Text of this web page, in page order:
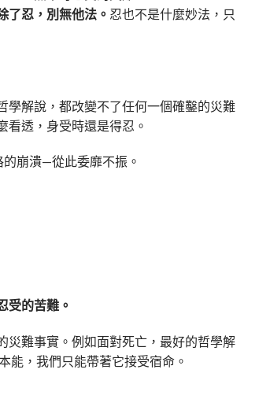
了忍，別無他法。 忍也不是什麼妙法，只
學解說，都改變不了任何一個確鑿的災難
透，身受時還是得忍。
崩潰—從此委靡不振。
受的苦難。
災難事實。例如面對死亡，最好的哲學解
能，我們只能帶著它接受宿命。